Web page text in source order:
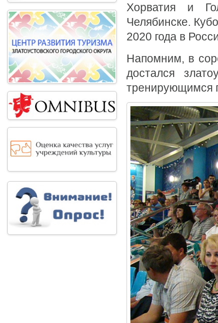
Хорватия и
Челябинске.
2020 года в
Напомним, в
достался
тренирующимся